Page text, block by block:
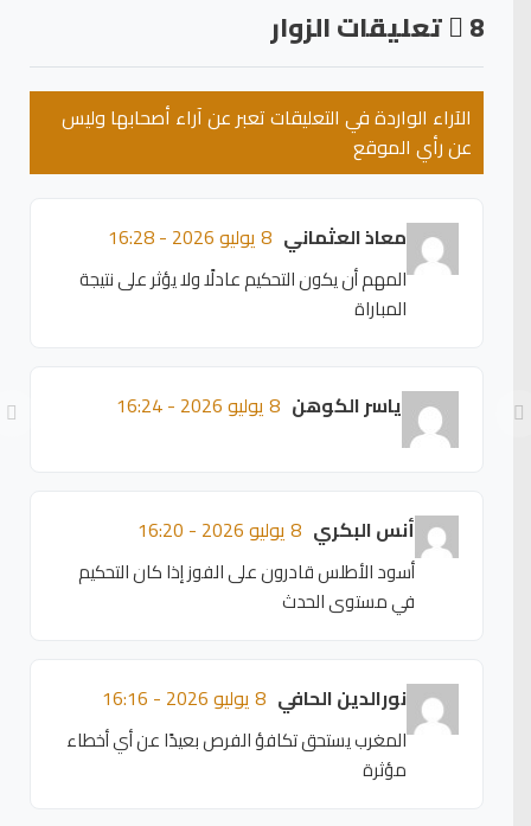
8 تعليقات الزوار
الآراء الواردة في التعليقات تعبر عن آراء أصحابها وليس
عن رأي الموقع
معاذ العثماني 8 يوليو 2026 - 16:28
المهم أن يكون التحكيم عادلًا ولا يؤثر على نتيجة
المباراة
ياسر الكوهن 8 يوليو 2026 - 16:24
أنس البكري 8 يوليو 2026 - 16:20
أسود الأطلس قادرون على الفوز إذا كان التحكيم
في مستوى الحدث
نورالدين الحافي 8 يوليو 2026 - 16:16
المغرب يستحق تكافؤ الفرص بعيدًا عن أي أخطاء
مؤثرة